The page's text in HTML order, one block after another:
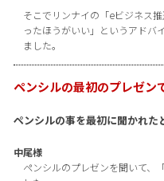
そこでリンナイの「eビジネス
ったほうがいい」というアドバ
ました。
ペンシルの最初のプレゼン
ペンシルの事を最初に聞かれた
中尾様
ペンシルのプレゼンを聞いて、